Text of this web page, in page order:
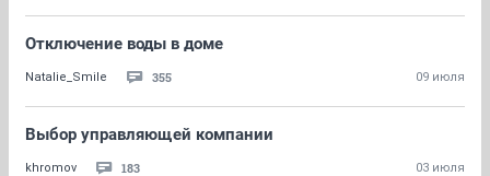
Отключение воды в доме
Natalie_Smile 355 09 июля
Выбор управляющей компании
khromov 183 03 июля